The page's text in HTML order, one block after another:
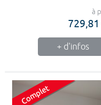
à
+ d'infos